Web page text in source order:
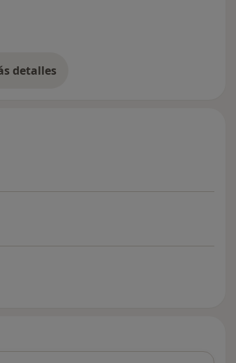
detalles
la experiencia